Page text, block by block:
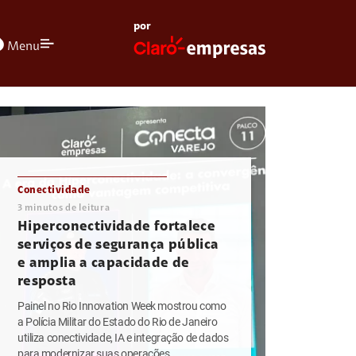
Menu
por
Conectividade
3 minutos de leitura
Hiperconectividade fortalece
serviços de segurança pública
e amplia a capacidade de
resposta
Painel no Rio Innovation Week mostrou como
a Polícia Militar do Estado do Rio de Janeiro
utiliza conectividade, IA e integração de dados